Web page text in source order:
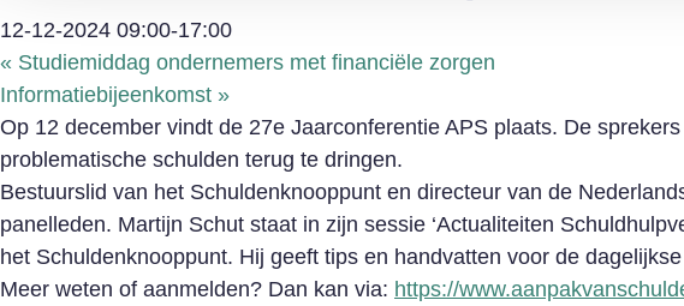
12-12-2024 09:00-17:00
« Studiemiddag ondernemers met financiële zorgen
Informatiebijeenkomst »
Op 12 december vindt de 27e Jaarconferentie APS plaats. De
problematische schulden terug te dringen.
Bestuurslid van het Schuldenknooppunt en directeur van de
panelleden. Martijn Schut staat in zijn sessie ‘Actualiteiten
het Schuldenknooppunt. Hij geeft tips en handvatten voor de
Meer weten of aanmelden? Dan kan via: https://